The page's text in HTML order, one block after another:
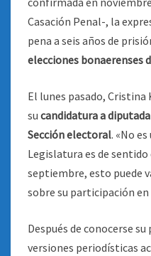
Casación Penal-, la
pena a seis años de
elecciones bonaerenses
El lunes pasado, Cristina
su candidatura a
Sección electoral. «No
Legislatura es de sentido
septiembre, esto puede
sobre su participación
Después de conocerse
versiones periodísticas